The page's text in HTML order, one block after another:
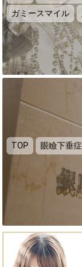
ガミースマイル
TOP 眼瞼下垂症